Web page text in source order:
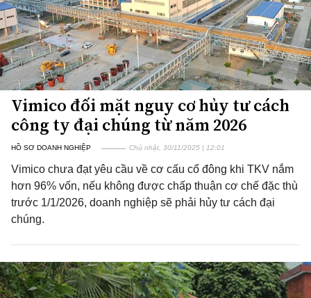
Vimico đối mặt nguy cơ hủy tư cách
công ty đại chúng từ năm 2026
HỒ SƠ DOANH NGHIỆP Chủ nhật, 30/11/2025 | 12:01
Vimico chưa đạt yêu cầu về cơ cấu cổ đông khi TKV nắm
hơn 96% vốn, nếu không được chấp thuận cơ chế đặc thù
trước 1/1/2026, doanh nghiệp sẽ phải hủy tư cách đại
chúng.